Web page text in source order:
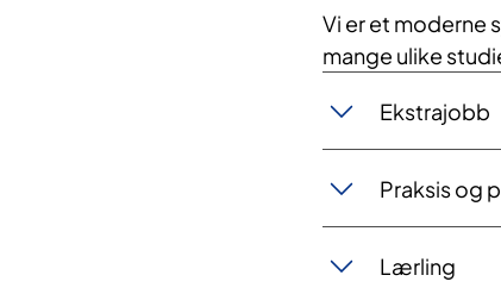
Vi er et moderne
mange ulike
Ekstr​​ajobb
Praksis​ og
​​Lærl​​​ing